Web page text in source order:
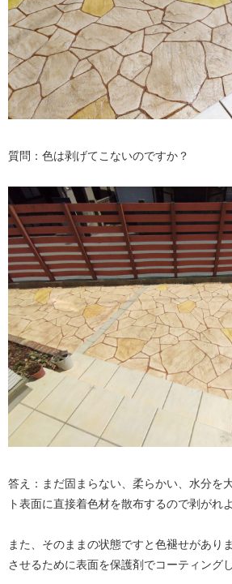
質問：色は剥げてこないのですか？
答え：まだ固まらない、柔らかい、水分を
ト表面に直接着色材を散布するので剥がれ
また、そのままの状態ですと色褪せがあり
させるために表面を保護剤でコーティングし